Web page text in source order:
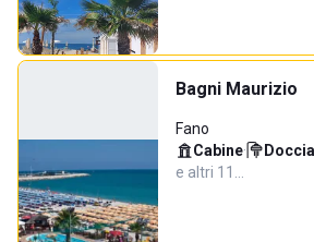
Bagni Maurizio
Fano
Cabine·
e altri 11…